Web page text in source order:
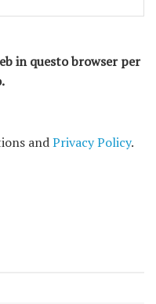
in questo browser per
andPrivacy Policy.